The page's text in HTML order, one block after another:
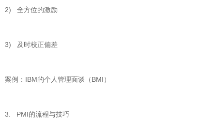
2) 全方位的激励
3) 及时校正偏差
案例：IBM的个人管理面谈（BMI）
3. PMI的流程与技巧